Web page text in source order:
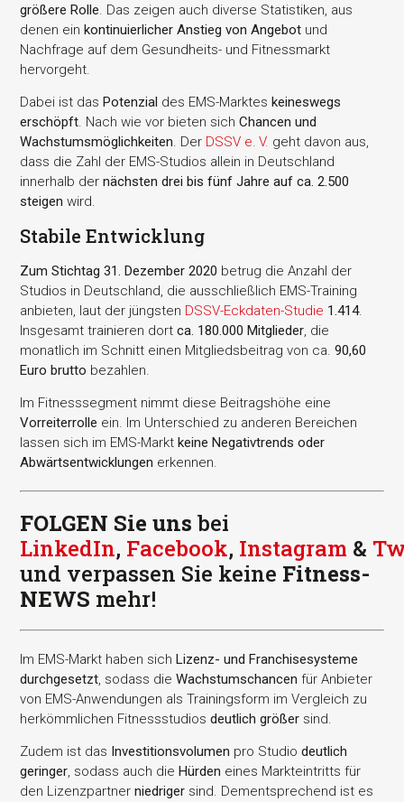
größere Rolle. Das zeigen auch diverse Statistiken, aus
denen einkontinuierlicher Anstieg von Angebot und
Nachfrage auf dem Gesundheits- und Fitnessmarkt
hervorgeht.
Dabei ist dasPotenzial des EMS-Markteskeineswegs
erschöpft. Nach wie vor bieten sichChancen und
Wachstumsmöglichkeiten. Der DSSV e. V. geht davon aus,
dass die Zahl der EMS-Studios allein in Deutschland
innerhalb dernächsten drei bis fünf Jahre auf ca. 2.500
steigen wird.
Stabile Entwicklung
Zum Stichtag 31. Dezember 2020 betrug die Anzahl der
Studios in Deutschland, die ausschließlich EMS-Training
anbieten, laut der jüngsten DSSV-Eckdaten-Studie 1.414.
Insgesamt trainieren dortca. 180.000 Mitglieder , die
monatlich im Schnitt einen Mitgliedsbeitrag von ca.90,60
Euro brutto bezahlen.
Im Fitnesssegment nimmt diese Beitragshöhe eine
Vorreiterrolle ein. Im Unterschied zu anderen Bereichen
lassen sich im EMS-Marktkeine Negativtrends oder
Abwärtsentwicklungen erkennen.
FOLGEN Sie uns bei
LinkedIn, Facebook, Instagram &
und verpassen Sie keine Fitness-
NEWS mehr!
Im EMS-Markt haben sichLizenz- und Franchisesysteme
durchgesetzt, sodass dieWachstumschancen für Anbieter
von EMS-Anwendungen als Trainingsform im Vergleich zu
herkömmlichen Fitnessstudiosdeutlich größer sind.
Zudem ist das Investitionsvolumen pro Studiodeutlich
geringer, sodass auch die Hürden eines Markteintritts für
den Lizenzpartnerniedriger sind. Dementsprechend ist es